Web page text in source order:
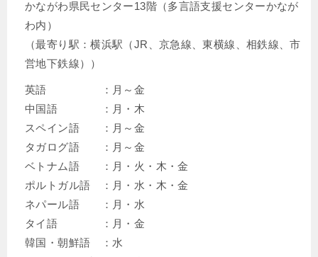
かながわ県民センター13階（多言語支援センターかなが
わ内）
（最寄り駅：横浜駅（JR、京急線、東横線、相鉄線、市
営地下鉄線））
英語 ：月～金
中国語 ：月・木
スペイン語 ：月～金
タガログ語 ：月～金
ベトナム語 ：月・火・木・金
ポルトガル語 ：月・水・木・金
ネパール語 ：月・水
タイ語 ：月・金
韓国・朝鮮語 ：水